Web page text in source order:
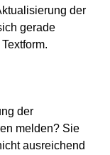
der
gerade
der
melden? Sie
ausreichend